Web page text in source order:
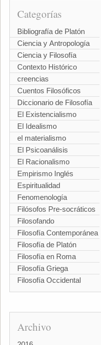
Categorías
Bibliografía de Platón
Ciencia y Antropología
Ciencia y Filosofía
Contexto Histórico
creencias
Cuentos Filosóficos
Diccionario de Filosofía
El Existencialismo
El Idealismo
el materialismo
El Psicoanálisis
El Racionalismo
Empirismo Inglés
Espiritualidad
Fenomenología
Filósofos Pre-socráticos
Filosofando
Filosofía Contemporánea
Filosofía de Platón
Filosofía en Roma
Filosofía Griega
Filosofía Occidental
Archivo